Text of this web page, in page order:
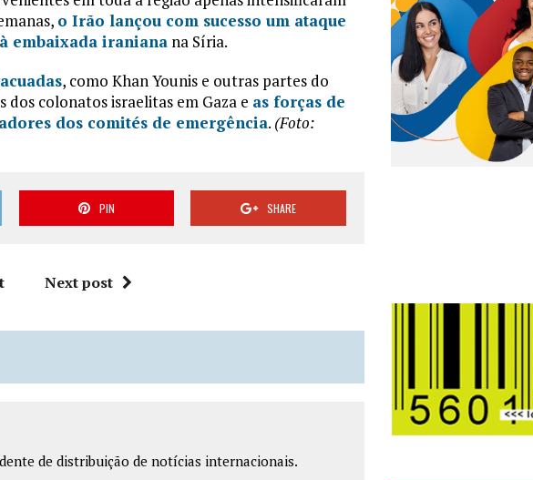
o Irão lançou com sucesso um ataque
embaixada iraniana na Síria.
, como Khan Younis e outras partes do
colonatos israelitas em Gaza e as forças de
dos comités de emergência. (Foto:
PIN SHARE
Next post
de distribuição de notícias internacionais.